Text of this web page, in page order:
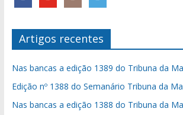
Artigos recentes
Nas bancas a edição 1389 do Tribuna da
Edição nº 1388 do Semanário Tribuna da
Nas bancas a edição 1388 do Tribuna da